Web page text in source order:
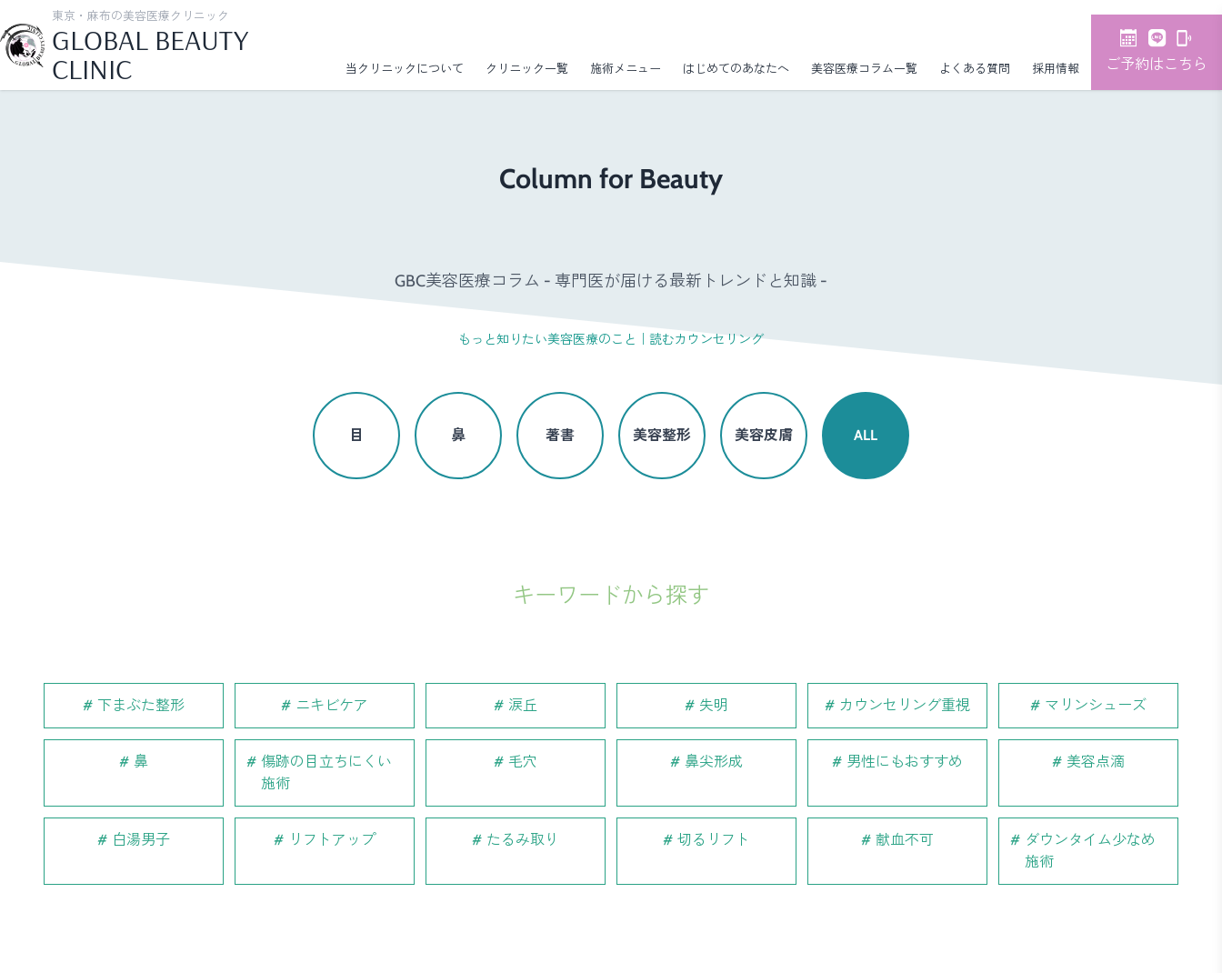
東京・麻布の美容医療クリニック
GLOBAL BEAUTY
CLINIC
当クリニックについて クリニック一覧 施術メニュー はじめてのあなたへ 美容医療コラム一覧 よくある質問 採用情報 ご予約はこちら
Column for Beauty
GBC美容医療コラム - 専門医が届ける最新トレンドと知識 -
もっと知りたい美容医療のこと｜読むカウンセリング
目 鼻 著書 美容整形 美容皮膚 ALL
キーワードから探す
下まぶた整形 ニキビケア 涙丘 失明 カウンセリング重視 マリンシューズ
鼻
傷跡の目立ちにくい
施術
毛穴 鼻尖形成 男性にもおすすめ 美容点滴
白湯男子 リフトアップ たるみ取り 切るリフト 献血不可
ダウンタイム少なめ
施術